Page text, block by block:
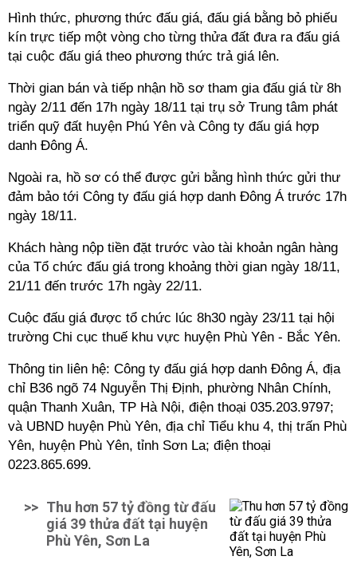
Hình thức, phương thức đấu giá, đấu giá bằng bỏ phiếu
kín trực tiếp một vòng cho từng thửa đất đưa ra đấu giá
tại cuộc đấu giá theo phương thức trả giá lên.
Thời gian bán và tiếp nhận hồ sơ tham gia đấu giá từ 8h
ngày 2/11 đến 17h ngày 18/11 tại trụ sở Trung tâm phát
triển quỹ đất huyện Phú Yên và Công ty đấu giá hợp
danh Đông Á.
Ngoài ra, hồ sơ có thể được gửi bằng hình thức gửi thư
đảm bảo tới Công ty đấu giá hợp danh Đông Á trước 17h
ngày 18/11.
Khách hàng nộp tiền đặt trước vào tài khoản ngân hàng
của Tổ chức đấu giá trong khoảng thời gian ngày 18/11,
21/11 đến trước 17h ngày 22/11.
Cuộc đấu giá được tổ chức lúc 8h30 ngày 23/11 tại hội
trường Chi cục thuế khu vực huyện Phù Yên - Bắc Yên.
Thông tin liên hệ: Công ty đấu giá hợp danh Đông Á, địa
chỉ B36 ngõ 74 Nguyễn Thị Định, phường Nhân Chính,
quận Thanh Xuân, TP Hà Nội, điện thoại 035.203.9797;
và UBND huyện Phù Yên, địa chỉ Tiểu khu 4, thị trấn Phù
Yên, huyện Phù Yên, tỉnh Sơn La; điện thoại
0223.865.699.
>> Thu hơn 57 tỷ đồng từ đấu
giá 39 thửa đất tại huyện
Phù Yên, Sơn La